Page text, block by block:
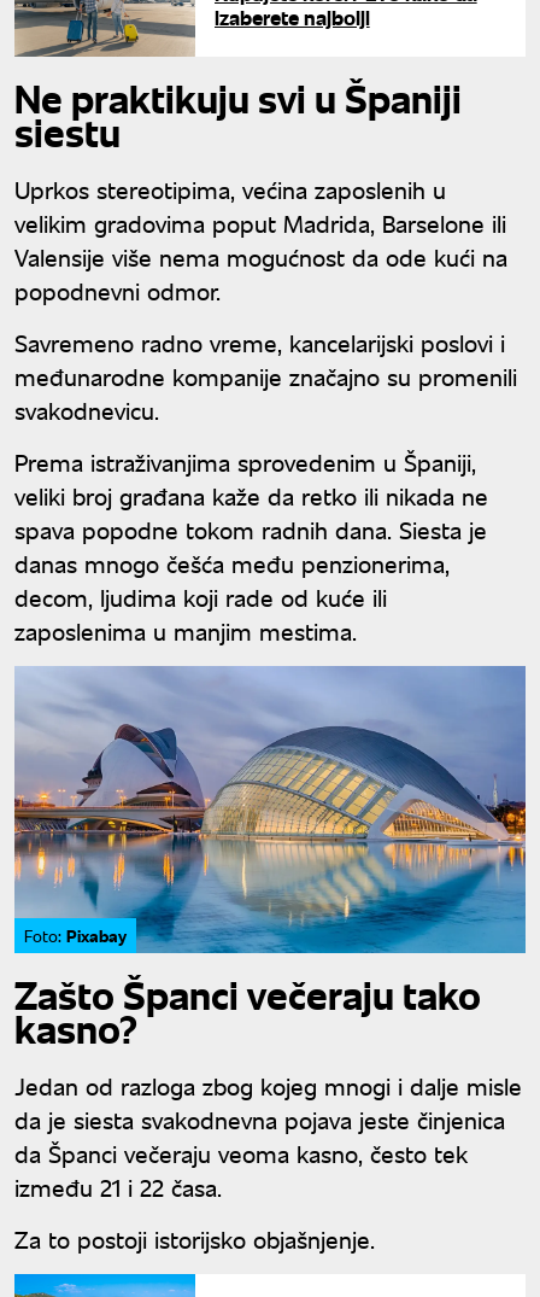
izaberete najbolji
Ne praktikuju svi u Španiji
siestu
Uprkos stereotipima, većina zaposlenih u
velikim gradovima poput Madrida, Barselone ili
Valensije više nema mogućnost da ode kući na
popodnevni odmor.
Savremeno radno vreme, kancelarijski poslovi i
međunarodne kompanije značajno su promenili
svakodnevicu.
Prema istraživanjima sprovedenim u Španiji,
veliki broj građana kaže da retko ili nikada ne
spava popodne tokom radnih dana. Siesta je
danas mnogo češća među penzionerima,
decom, ljudima koji rade od kuće ili
zaposlenima u manjim mestima.
Foto: Pixabay
Zašto Španci večeraju tako
kasno?
Jedan od razloga zbog kojeg mnogi i dalje misle
da je siesta svakodnevna pojava jeste činjenica
da Španci večeraju veoma kasno, često tek
između 21 i 22 časa.
Za to postoji istorijsko objašnjenje.